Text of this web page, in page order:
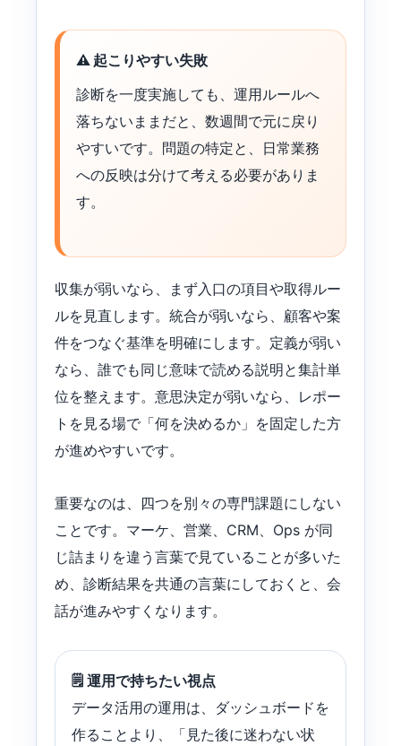
⚠️ 起こりやすい失敗
診断を一度実施しても、運用ルールへ
落ちないままだと、数週間で元に戻り
やすいです。問題の特定と、日常業務
への反映は分けて考える必要がありま
す。
収集が弱いなら、まず入口の項目や取得ルー
ルを見直します。統合が弱いなら、顧客や案
件をつなぐ基準を明確にします。定義が弱い
なら、誰でも同じ意味で読める説明と集計単
位を整えます。意思決定が弱いなら、レポー
トを見る場で「何を決めるか」を固定した方
が進めやすいです。
重要なのは、四つを別々の専門課題にしない
ことです。マーケ、営業、CRM、Ops が同
じ詰まりを違う言葉で見ていることが多いた
め、診断結果を共通の言葉にしておくと、会
話が進みやすくなります。
🗒️ 運用で持ちたい視点
データ活用の運用は、ダッシュボードを
作ることより、「見た後に迷わない状